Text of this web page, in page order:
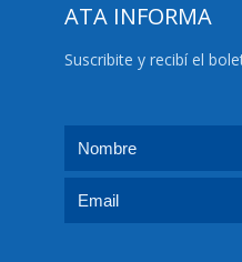
ATA INFORMA
Suscribite y recibí el